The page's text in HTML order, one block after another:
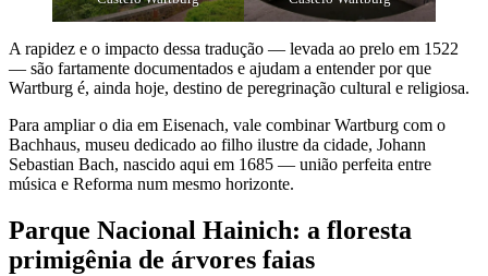
A rapidez e o impacto dessa tradução — levada ao prelo em 1522
— são fartamente documentados e ajudam a entender por que
Wartburg é, ainda hoje, destino de peregrinação cultural e religiosa.
Para ampliar o dia em Eisenach, vale combinar Wartburg com o
Bachhaus, museu dedicado ao filho ilustre da cidade, Johann
Sebastian Bach, nascido aqui em 1685 — união perfeita entre
música e Reforma num mesmo horizonte.
Parque Nacional Hainich: a floresta
primigênia de árvores faias